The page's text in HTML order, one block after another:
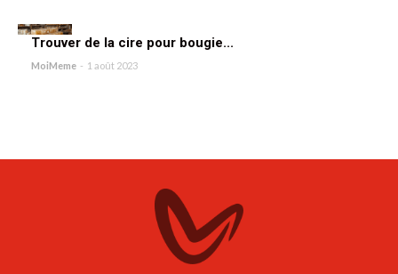
Trouver de la cire pour bougie...
MoiMeme - 1 août 2023